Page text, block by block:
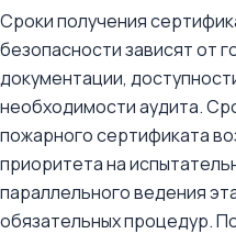
Сроки получения
безопасности зависят от
документации,
необходимости аудита.
пожарного сертификата
приоритета на
параллельного ведения
обязательных процедур.